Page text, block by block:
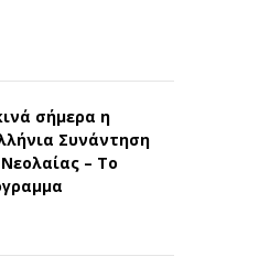
σήμερα η
Συνάντηση
– Το